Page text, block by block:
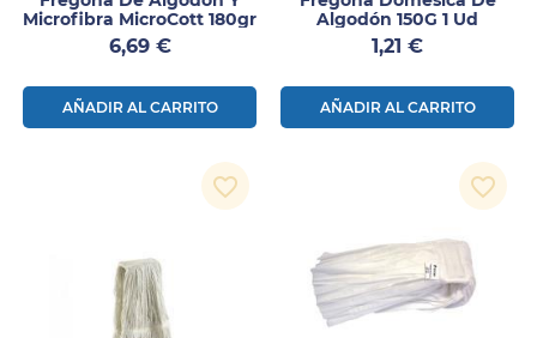
Microfibra MicroCott 180gr
Precio
6,69 €
AÑADIR AL CARRITO
Algodón 150G 1 Ud
Precio
1,21 €
AÑADIR AL CARRITO
favorite_border favorite_border